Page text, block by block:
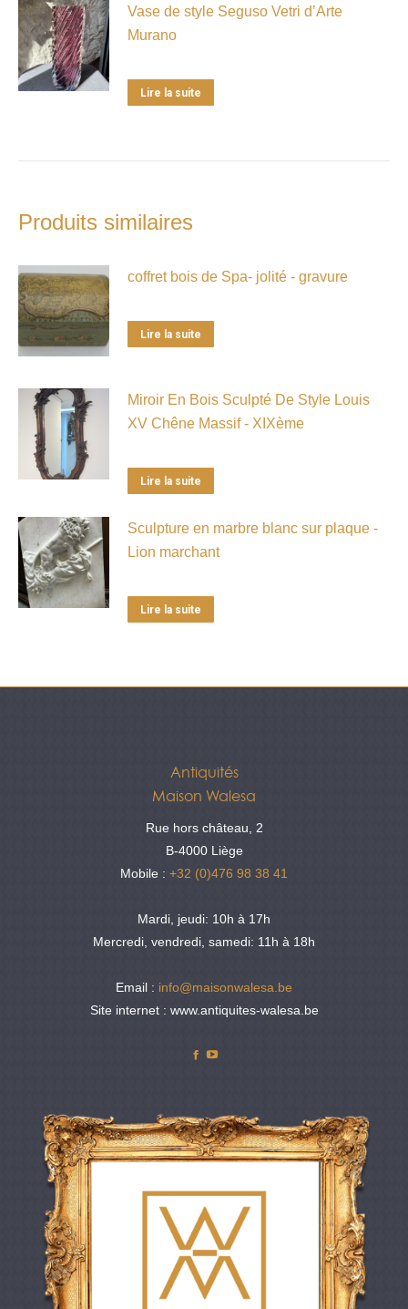
Vase de style Seguso Vetri d’Arte
Murano
Lire la suite
Produits similaires
coffret bois de Spa- jolité - gravure
Lire la suite
Miroir En Bois Sculpté De Style Louis
XV Chêne Massif - XIXème
Lire la suite
Sculpture en marbre blanc sur plaque -
Lion marchant
Lire la suite
Antiquités
Maison Walesa
Rue hors château, 2
B-4000 Liège
Mobile : +32 (0)476 98 38 41
Mardi, jeudi: 10h à 17h
Mercredi, vendredi, samedi: 11h à 18h
Email : info@maisonwalesa.be
Site internet : www.antiquites-walesa.be
Facebook